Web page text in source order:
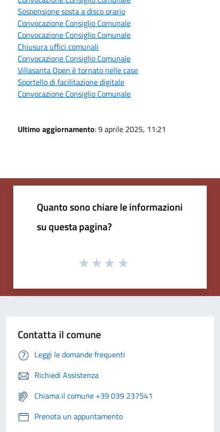
Sospensione sosta a disco orario
Convocazione Consiglio Comunale
Convocazione Consiglio Comunale
Chiusura uffici comunali
Convocazione Consiglio Comunale
Villasanta Open è tornato nelle case
Sportello di facilitazione digitale
Convocazione Consiglio Comunale
Ultimo aggiornamento: 9 aprile 2025, 11:21
Quanto sono chiare le informazioni
su questa pagina?
Contatta il comune
Leggi le domande frequenti
Richiedi Assistenza
Chiama il comune +39 039 237541
Prenota un appuntamento